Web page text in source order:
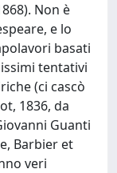
Non è
e lo
basati
tentativi
(ci cascò
1836, da
Guanti
Barbier et
veri